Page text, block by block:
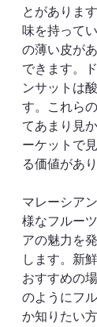
とがありま
味を持って
の薄い皮が
できます。
ンサットは
す。これら
てあまり見
ーケットで
る価値があり
マレーシア
様なフルー
アの魅力を
します。新
おすすめの
のようにフ
か知りたい